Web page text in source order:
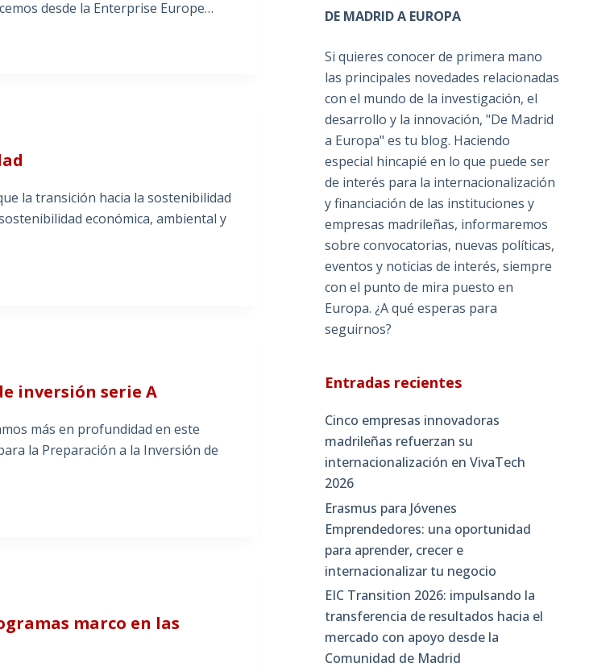
desde la Enterprise Europe…
la transición hacia la sostenibilidad
económica, ambiental y
inversión serie A
más en profundidad en este
la Preparación a la Inversión de
marco en las
DE MADRID A EUROPA
Si quieres conocer de primera mano
las principales novedades relacionadas
con el mundo de la investigación, el
desarrollo y la innovación, "De Madrid
a Europa" es tu blog. Haciendo
especial hincapié en lo que puede ser
de interés para la internacionalización
y financiación de las instituciones y
empresas madrileñas, informaremos
sobre convocatorias, nuevas políticas,
eventos y noticias de interés, siempre
con el punto de mira puesto en
Europa. ¿A qué esperas para
seguirnos?
Entradas recientes
Cinco empresas innovadoras
madrileñas refuerzan su
internacionalización en VivaTech
2026
Erasmus para Jóvenes
Emprendedores: una oportunidad
para aprender, crecer e
internacionalizar tu negocio
EIC Transition 2026: impulsando la
transferencia de resultados hacia el
mercado con apoyo desde la
Comunidad de Madrid